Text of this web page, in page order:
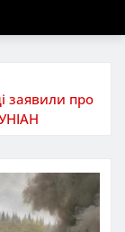
заявили про